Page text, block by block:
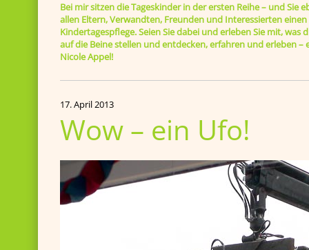
Bei mir sitzen die Tageskinder in der ersten Reihe – und Sie
allen Eltern, Verwandten, Freunden und Interessierten
Kindertagespflege. Seien Sie dabei und erleben Sie mit, was
auf die Beine stellen und entdecken, erfahren und erleben
Nicole Appel!
17. April 2013
Wow – ein Ufo!